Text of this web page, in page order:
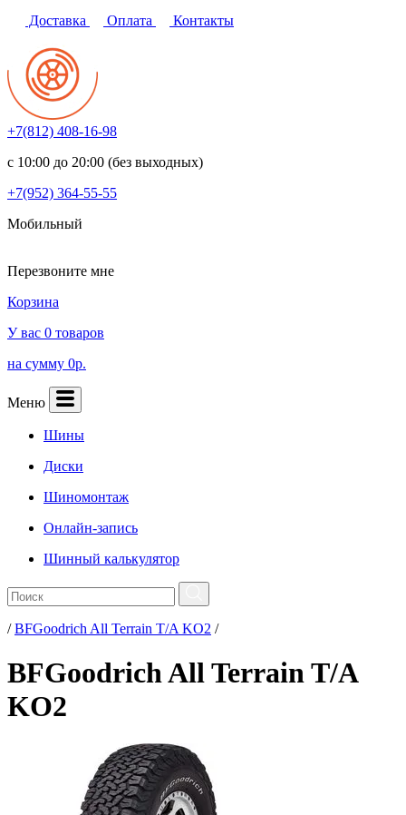
Доставка Оплата Контакты
+7(812) 408-16-98
с 10:00 до 20:00 (без выходных)
+7(952) 364-55-55
Мобильный
Перезвоните мне
Корзина
У вас 0 товаров
на сумму 0р.
Меню
Шины
Диски
Шиномонтаж
Онлайн-запись
Шинный калькулятор
/BFGoodrich All Terrain T/A KO2 /
BFGoodrich All Terrain T/A
KO2